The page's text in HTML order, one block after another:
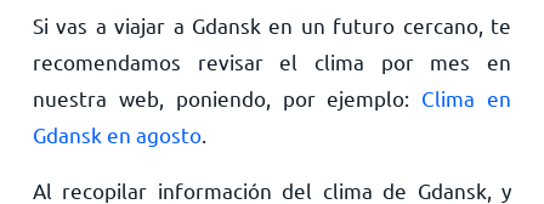
Si vas a viajar a Gdansk en un futuro cercano, te
recomendamos revisar el clima por mes en
nuestra web, poniendo, por ejemplo: Clima en
Gdansk en agosto.
Al recopilar información del clima de Gdansk, y